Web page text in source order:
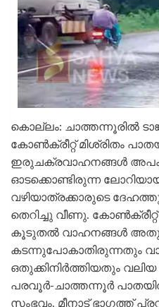
കൊല്ലം: ചാത്തന്നൂരിൽ
കോൺക്രീറ്റ് മിശ്രിതം
ഇരുചക്രവാഹനങ്ങൾ
ഓടക്കൊണ്ടിരുന്ന
വഴിയാത്രക്കാരുടെ
തെറിച്ചു വീണു.
കൂടുതൽ വാഹനങ്ങൾ
കടന്നുപോകാതിരുന്നതും
ഒതുക്കിനിർത്തിയതും വലിയ
പരവൂർ-ചാത്തന്നൂർ
സംഭവം. മീനാട് ഭാഗത്ത്